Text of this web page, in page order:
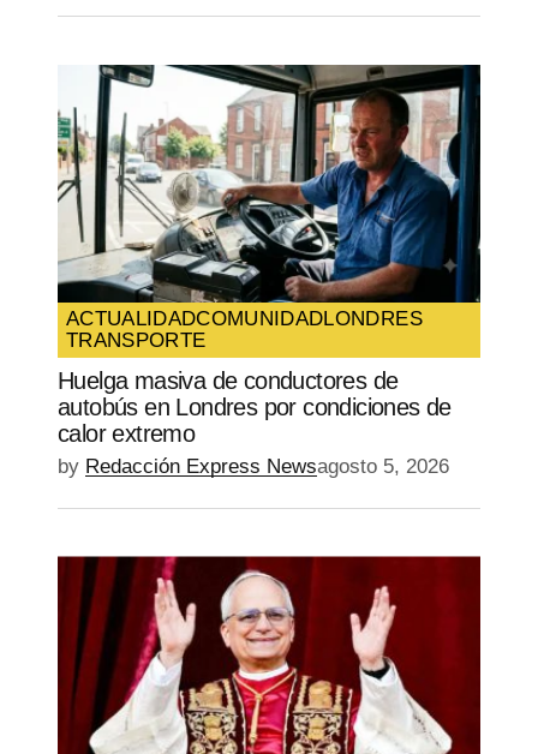
ACTUALIDADCOMUNIDADLONDRES
TRANSPORTE
Huelga masiva de conductores de
autobús en Londres por condiciones de
calor extremo
by Redacción Express Newsagosto 5, 2026